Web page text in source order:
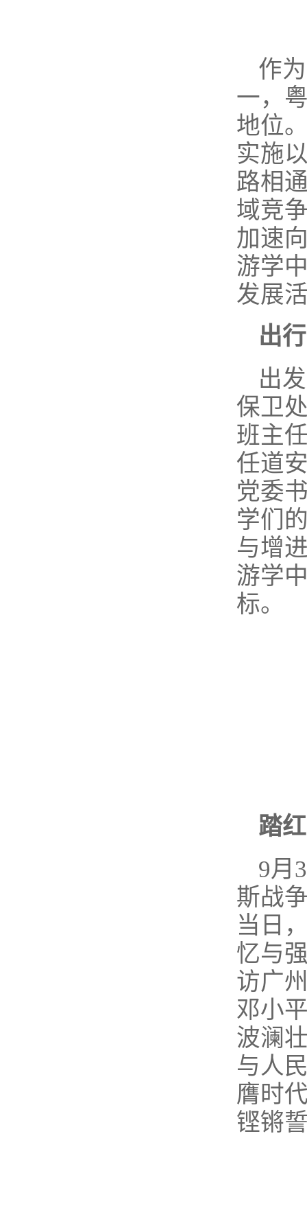
作
一，
地位
实施
路相
域竞
加速
游学
发展
出
出
保卫
班主
任道
党委
学们
与增
游学
标。
踏
9月
斯战
当日
忆与
访广
邓小
波澜
与人
膺时
铿锵